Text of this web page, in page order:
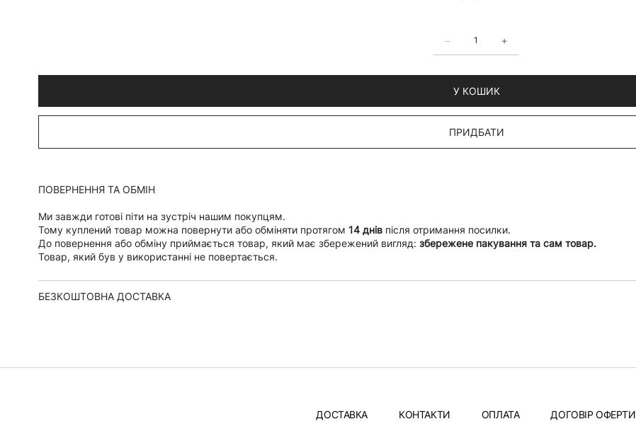
У КОШИК
ПРИДБАТИ
ПОВЕРНЕННЯ ТА ОБМІН
Ми завжди готові піти на зустріч нашим покупцям.
Тому куплений товар можна повернути або обміняти протягом 14 днівпісля отримання посилки.
До повернення або обміну приймається товар, який має збережений вигляд: збережене пакування та сам товар.
Товар, який був у використанні не повертається.
БЕЗКОШТОВНА ДОСТАВКА
ДОСТАВКА КОНТАКТИ ОПЛАТА ДОГОВІР ОФЕРТИ